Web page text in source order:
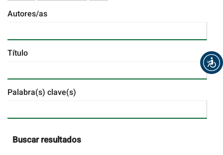
Autores/as
Título
Palabra(s) clave(s)
Buscar resultados